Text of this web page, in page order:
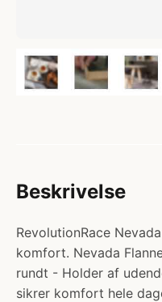
Beskrivelse
RevolutionRace
komfort. Nevada
rundt - Holder af
sikrer komfort hele